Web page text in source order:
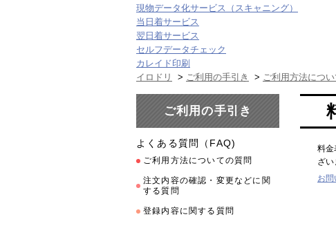
現物データ化サービス（スキャニング）
当日着サービス
翌日着サービス
セルフデータチェック
カレイド印刷
イロドリ
> ご利用の手引き > ご利用方法につ
料金
ざい
お問
ご利用の手引き
よくある質問（FAQ)
ご利用方法についての質問
注文内容の確認・変更などに関
する質問
登録内容に関する質問